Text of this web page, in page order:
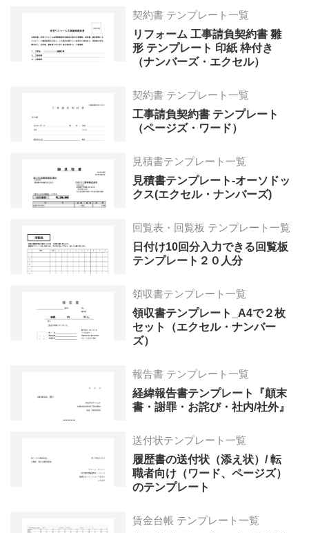
契約書 テンプレート一覧
リフォーム 工事請負契約書 雛
形 テンプレート 印紙 枠付き
（ナンバーズ・エクセル）
契約書 テンプレート一覧
工事請負契約書 テンプレート
（ページズ・ワード）
見積書テンプレート一覧
見積書テンプレート-オーソドッ
クス(エクセル・ナンバーズ)
回覧表・回覧板 テンプレート一覧
日付け10回分入力できる回覧板
テンプレート２０人分
領収書テンプレート一覧
領収書テンプレート_A4で２枚
セット（エクセル・ナンバー
ズ）
報告書 テンプレート一覧
経緯報告書テンプレート『顛末
書・謝罪・お詫び・社内/社外』
送付状テンプレート一覧
履歴書の送付状（添え状）/ 転
職者向け（ワード、ページズ）
のテンプレート
賃金台帳 テンプレート一覧